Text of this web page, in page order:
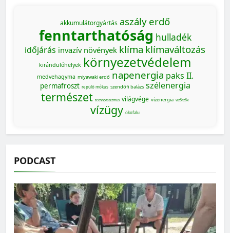
akkumulátorgyártás aszály erdő
fenntarthatóság hulladék
időjárás invazív növények klíma klímaváltozás
kirándulóhelyek környezetvédelem
medvehagyma miyawaki erdő napenergia paks II.
permafroszt repülő mókus szendőfi balázs szélenergia
természet technofasizmus világvége vízenergia vízőrzők
vízügy ökofalu
PODCAST